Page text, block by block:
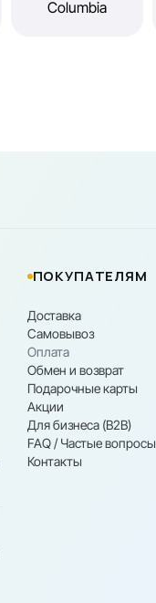
ПОКУПАТЕЛЯМ
Доставка
Самовывоз
Оплата
Обмен и возврат
Подарочные карты
Акции
Для бизнеса (B2B)
FAQ / Частые вопросы
Контакты